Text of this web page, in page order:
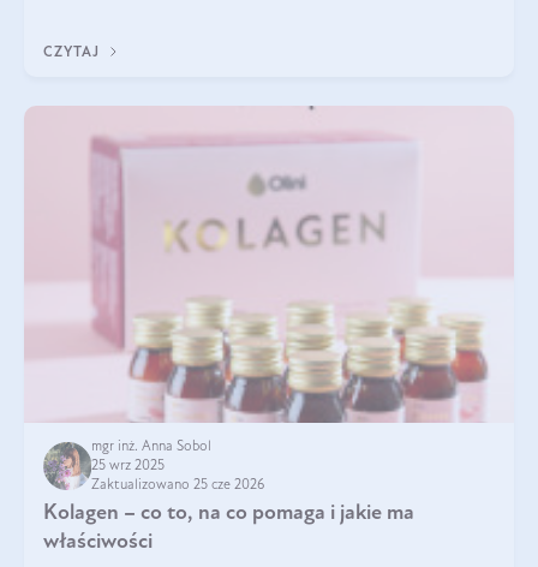
CZYTAJ
mgr inż. Anna Sobol
25 wrz 2025
Zaktualizowano 25 cze 2026
Kolagen – co to, na co pomaga i jakie ma
właściwości